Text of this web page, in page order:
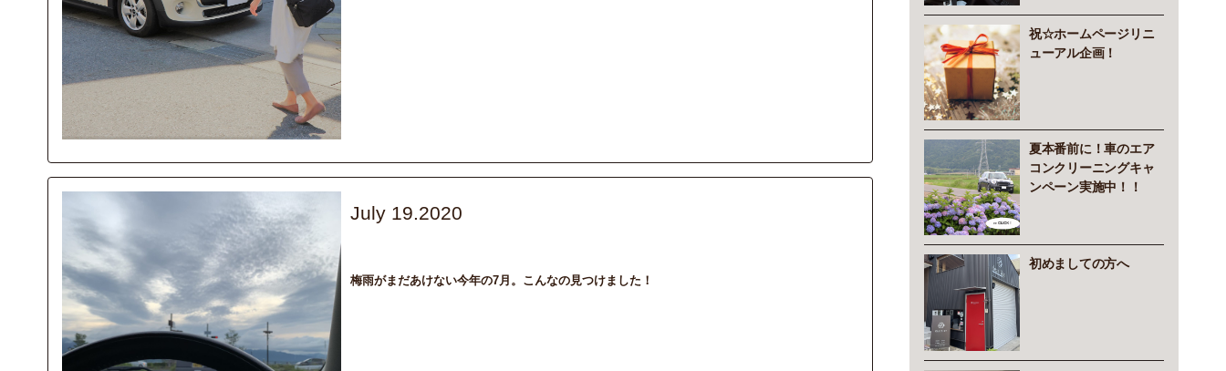
July 19.2020
梅雨がまだあけない今年の7月。こんなの見つけました！
祝☆ホームページリニ
ューアル企画！
夏本番前に！車のエア
コンクリーニングキャ
ンペーン実施中！！
初めましての方へ